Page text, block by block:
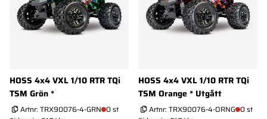
HOSS 4x4 VXL 1/10 RTR TQi
TSM Grön *
Artnr: TRX90076-4-GRN 0 st
HOSS 4x4 VXL 1/10 RTR TQi
TSM Orange * Utgått
Artnr: TRX90076-4-ORNG 0 st